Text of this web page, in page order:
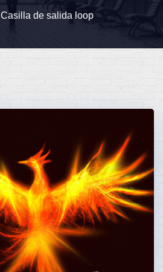
Casilla de salida loop